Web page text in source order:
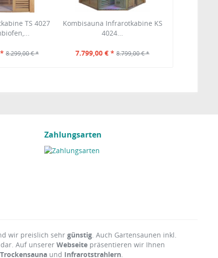
TS 4027
8.299,00 € *
Kombisauna Infrarotkabine KS
4024...
7.799,00 € * 8.799,00 € *
Zahlungsarten
wir preislich sehr günstig. Auch Gartensaunen inkl.
Auf unserer Webseitepräsentieren wir Ihnen
Trockensaunaund Infrarotstrahlern.